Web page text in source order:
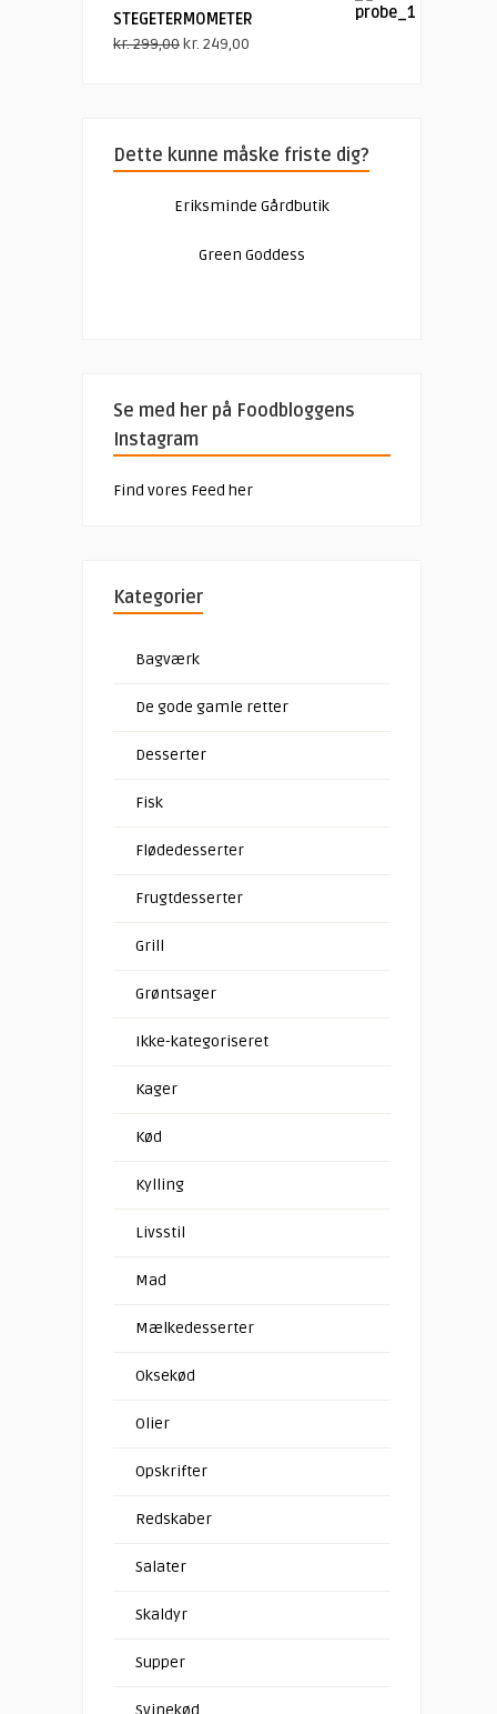
STEGETERMOMETER
kr.299,00Den
kr. 299,00.
kr. 249,00
Dette kunne måske friste dig?
Eriksminde Gårdbutik
Green Goddess
Se med her på Foodbloggens
Instagram
Find vores Feed her
Kategorier
Bagværk
De gode gamle retter
Desserter
Fisk
Flødedesserter
Frugtdesserter
Grill
Grøntsager
Ikke-kategoriseret
Kager
Kød
Kylling
Livsstil
Mad
Mælkedesserter
Oksekød
Olier
Opskrifter
Redskaber
Salater
Skaldyr
Supper
Svinekød